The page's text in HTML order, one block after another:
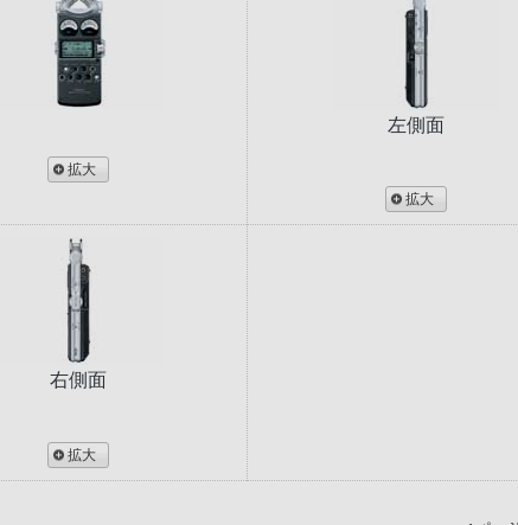
拡大
左側面
拡大
右側面
拡大